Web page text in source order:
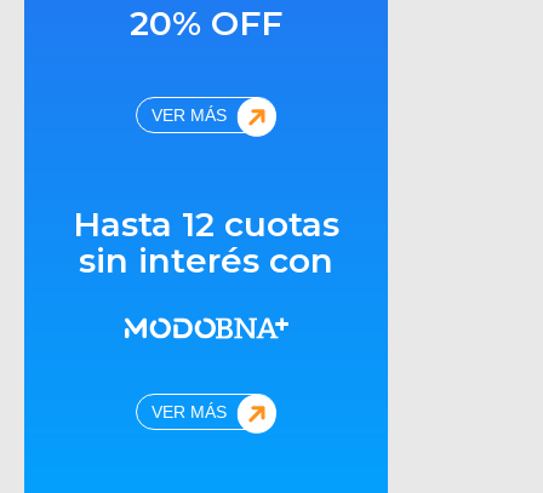
20% OFF
VER MÁS
Hasta 12 cuotas
sin interés con
VER MÁS